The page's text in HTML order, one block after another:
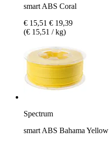
smart ABS Coral
€ 15,51 € 19,39
(€ 15,51 / kg)
Spectrum
smart ABS Bahama Yellow